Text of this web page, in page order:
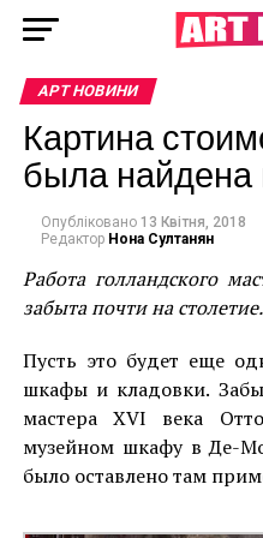
АРТ НОВИНИ
Картина
была
Опубліковано 13 Квітня, 2018
Редактор Нона Султанян
Работа голландского
забыта почти на столетие.
Пусть это будет еще
шкафы и кладовки.
мастера XVI века
музейном шкафу в Де-
было оставлено там